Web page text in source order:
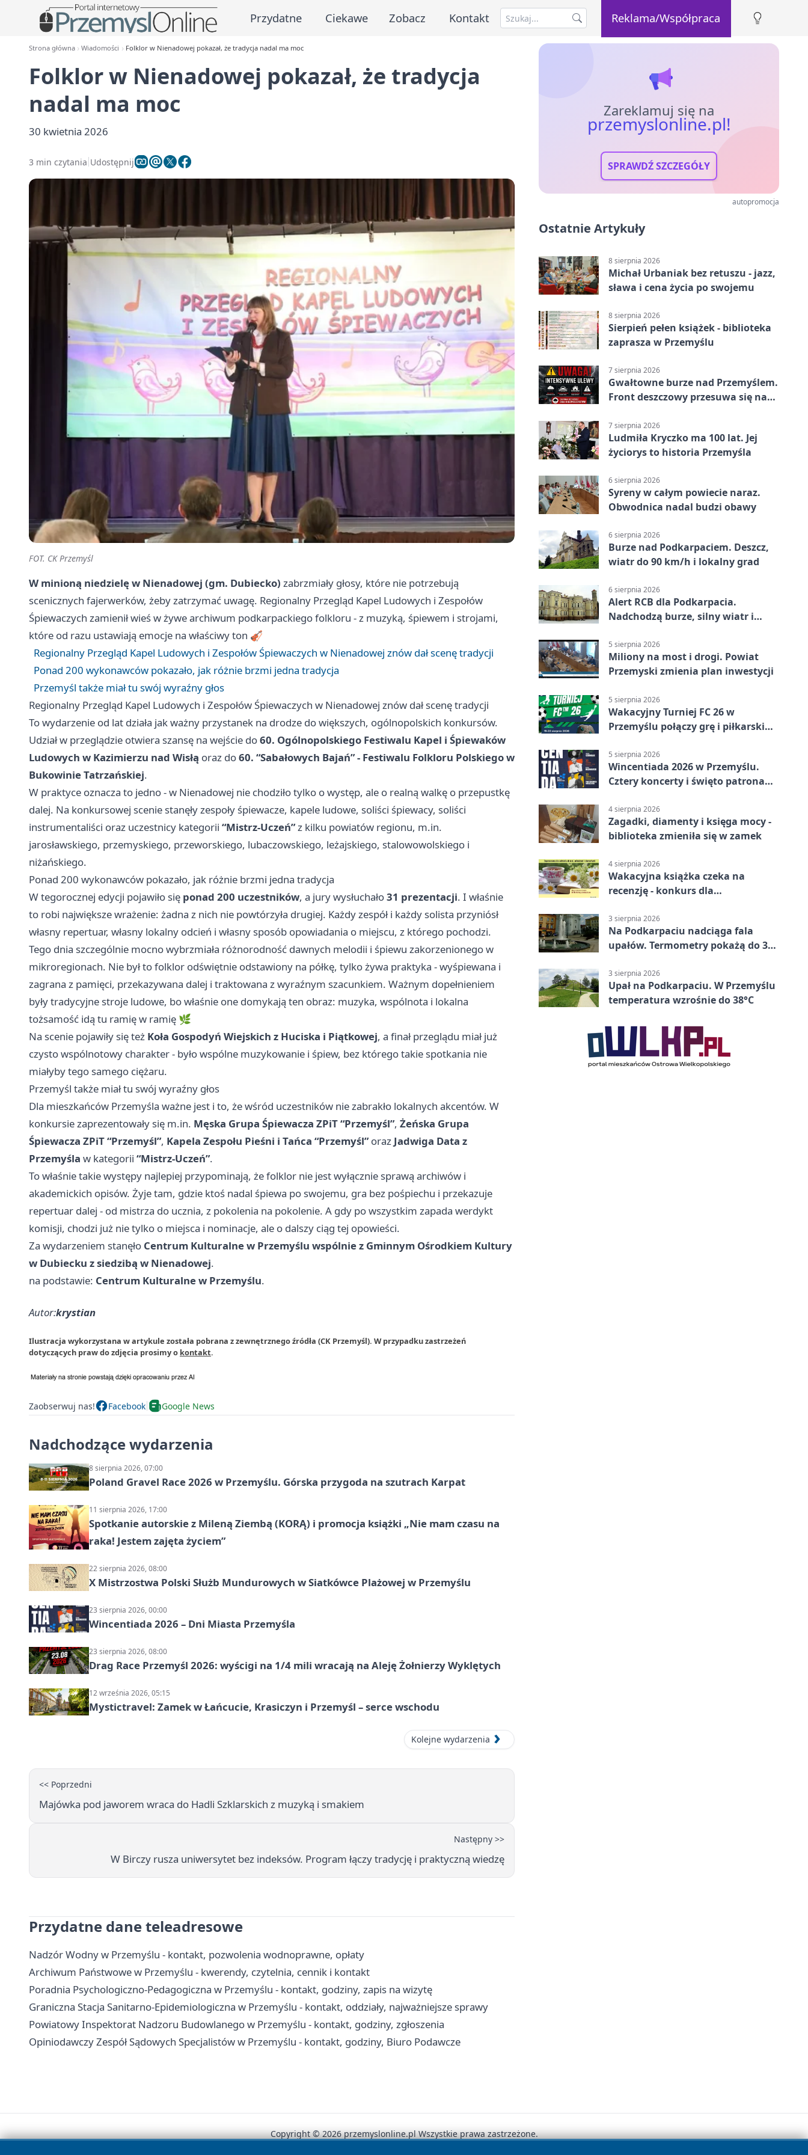
Przydatne Ciekawe Zobacz Kontakt Reklama/Współpraca
Strona główna Wiadomości Folklor w Nienadowej pokazał, że tradycja nadal ma moc
Folklor w Nienadowej pokazał, że tradycja
nadal ma moc
30 kwietnia 2026
3 min czytania Udostępnij
FOT. CK Przemyśl
W minioną niedzielę w Nienadowej (gm. Dubiecko) zabrzmiały głosy, które nie potrzebują
scenicznych fajerwerków, żeby zatrzymać uwagę. Regionalny Przegląd Kapel Ludowych i Zespołów
Śpiewaczych zamienił wieś w żywe archiwum podkarpackiego folkloru - z muzyką, śpiewem i strojami,
które od razu ustawiają emocje na właściwy ton 🎻
Regionalny Przegląd Kapel Ludowych i Zespołów Śpiewaczych w Nienadowej znów dał scenę tradycji
Ponad 200 wykonawców pokazało, jak różnie brzmi jedna tradycja
Przemyśl także miał tu swój wyraźny głos
Regionalny Przegląd Kapel Ludowych i Zespołów Śpiewaczych w Nienadowej znów dał scenę tradycji
To wydarzenie od lat działa jak ważny przystanek na drodze do większych, ogólnopolskich konkursów.
Udział w przeglądzie otwiera szansę na wejście do60. Ogólnopolskiego Festiwalu Kapel i Śpiewaków
Ludowych w Kazimierzu nad Wisłą oraz do60. “Sabałowych Bajań” - Festiwalu Folkloru Polskiego w
Bukowinie Tatrzańskiej.
W praktyce oznacza to jedno - w Nienadowej nie chodziło tylko o występ, ale o realną walkę o przepustkę
dalej. Na konkursowej scenie stanęły zespoły śpiewacze, kapele ludowe, soliści śpiewacy, soliści
instrumentaliści oraz uczestnicy kategorii “Mistrz-Uczeń”z kilku powiatów regionu, m.in.
jarosławskiego, przemyskiego, przeworskiego, lubaczowskiego, leżajskiego, stalowowolskiego i
niżańskiego.
Ponad 200 wykonawców pokazało, jak różnie brzmi jedna tradycja
W tegorocznej edycji pojawiło się ponad 200 uczestników, a jury wysłuchało31 prezentacji. I właśnie
to robi największe wrażenie: żadna z nich nie powtórzyła drugiej. Każdy zespół i każdy solista przyniósł
własny repertuar, własny lokalny odcień i własny sposób opowiadania o miejscu, z którego pochodzi.
Tego dnia szczególnie mocno wybrzmiała różnorodność dawnych melodii i śpiewu zakorzenionego w
mikroregionach. Nie był to folklor odświętnie odstawiony na półkę, tylko żywa praktyka - wyśpiewana i
zagrana z pamięci, przekazywana dalej i traktowana z wyraźnym szacunkiem. Ważnym dopełnieniem
były tradycyjne stroje ludowe, bo właśnie one domykają ten obraz: muzyka, wspólnota i lokalna
tożsamość idą tu ramię w ramię 🌿
Na scenie pojawiły się też Koła Gospodyń Wiejskich z Huciska i Piątkowej, a finał przeglądu miał już
czysto wspólnotowy charakter - było wspólne muzykowanie i śpiew, bez którego takie spotkania nie
miałyby tego samego ciężaru.
Przemyśl także miał tu swój wyraźny głos
Dla mieszkańców Przemyśla ważne jest i to, że wśród uczestników nie zabrakło lokalnych akcentów. W
konkursie zaprezentowały się m.in. Męska Grupa Śpiewacza ZPiT “Przemyśl”, Żeńska Grupa
Śpiewacza ZPiT “Przemyśl”, Kapela Zespołu Pieśni i Tańca “Przemyśl”oraz Jadwiga Data z
Przemyśla w kategorii “Mistrz-Uczeń”.
To właśnie takie występy najlepiej przypominają, że folklor nie jest wyłącznie sprawą archiwów i
akademickich opisów. Żyje tam, gdzie ktoś nadal śpiewa po swojemu, gra bez pośpiechu i przekazuje
repertuar dalej - od mistrza do ucznia, z pokolenia na pokolenie. A gdy po wszystkim zapada werdykt
komisji, chodzi już nie tylko o miejsca i nominacje, ale o dalszy ciąg tej opowieści.
Za wydarzeniem stanęło Centrum Kulturalne w Przemyślu wspólnie z Gminnym Ośrodkiem Kultury
w Dubiecku z siedzibą w Nienadowej.
na podstawie: Centrum Kulturalne w Przemyślu.
Autor:krystian
Ilustracja wykorzystana w artykule została pobrana z zewnętrznego źródła (CK Przemyśl). W przypadku zastrzeżeń
dotyczących praw do zdjęcia prosimy o kontakt.
Zaobserwuj nas! Facebook Google News
Nadchodzące wydarzenia
8 sierpnia 2026, 07:00
Poland Gravel Race 2026 w Przemyślu. Górska przygoda na szutrach Karpat
11 sierpnia 2026, 17:00
Spotkanie autorskie z Mileną Ziembą (KORĄ) i promocja książki „Nie mam czasu na
raka! Jestem zajęta życiem”
22 sierpnia 2026, 08:00
X Mistrzostwa Polski Służb Mundurowych w Siatkówce Plażowej w Przemyślu
23 sierpnia 2026, 00:00
Wincentiada 2026 – Dni Miasta Przemyśla
23 sierpnia 2026, 08:00
Drag Race Przemyśl 2026: wyścigi na 1/4 mili wracają na Aleję Żołnierzy Wyklętych
12 września 2026, 05:15
Mystictravel: Zamek w Łańcucie, Krasiczyn i Przemyśl – serce wschodu
Kolejne wydarzenia
<< Poprzedni
Majówka pod jaworem wraca do Hadli Szklarskich z muzyką i smakiem
Następny >>
W Birczy rusza uniwersytet bez indeksów. Program łączy tradycję i praktyczną wiedzę
Przydatne dane teleadresowe
Nadzór Wodny w Przemyślu - kontakt, pozwolenia wodnoprawne, opłaty
Archiwum Państwowe w Przemyślu - kwerendy, czytelnia, cennik i kontakt
Poradnia Psychologiczno-Pedagogiczna w Przemyślu - kontakt, godziny, zapis na wizytę
Graniczna Stacja Sanitarno-Epidemiologiczna w Przemyślu - kontakt, oddziały, najważniejsze sprawy
Powiatowy Inspektorat Nadzoru Budowlanego w Przemyślu - kontakt, godziny, zgłoszenia
Opiniodawczy Zespół Sądowych Specjalistów w Przemyślu - kontakt, godziny, Biuro Podawcze
Zareklamuj się na
przemyslonline.pl!
SPRAWDŹ SZCZEGÓŁY
autopromocja
Ostatnie Artykuły
8 sierpnia 2026
Michał Urbaniak bez retuszu - jazz,
sława i cena życia po swojemu
8 sierpnia 2026
Sierpień pełen książek - biblioteka
zaprasza w Przemyślu
7 sierpnia 2026
Gwałtowne burze nad Przemyślem.
Front deszczowy przesuwa się na
7 sierpnia 2026
Ludmiła Kryczko ma 100 lat. Jej
życiorys to historia Przemyśla
6 sierpnia 2026
Syreny w całym powiecie naraz.
Obwodnica nadal budzi obawy
6 sierpnia 2026
Burze nad Podkarpaciem. Deszcz,
wiatr do 90 km/h i lokalny grad
6 sierpnia 2026
Alert RCB dla Podkarpacia.
Nadchodzą burze, silny wiatr i
5 sierpnia 2026
Miliony na most i drogi. Powiat
Przemyski zmienia plan inwestycji
5 sierpnia 2026
Wakacyjny Turniej FC 26 w
Przemyślu połączy grę i piłkarski
5 sierpnia 2026
Wincentiada 2026 w Przemyślu.
Cztery koncerty i święto patrona
4 sierpnia 2026
Zagadki, diamenty i księga mocy -
biblioteka zmieniła się w zamek
4 sierpnia 2026
Wakacyjna książka czeka na
recenzję - konkurs dla
3 sierpnia 2026
Na Podkarpaciu nadciąga fala
upałów. Termometry pokażą do 36
3 sierpnia 2026
Upał na Podkarpaciu. W Przemyślu
temperatura wzrośnie do 38°C
Copyright © 2026 przemyslonline.pl Wszystkie prawa zastrzeżone.